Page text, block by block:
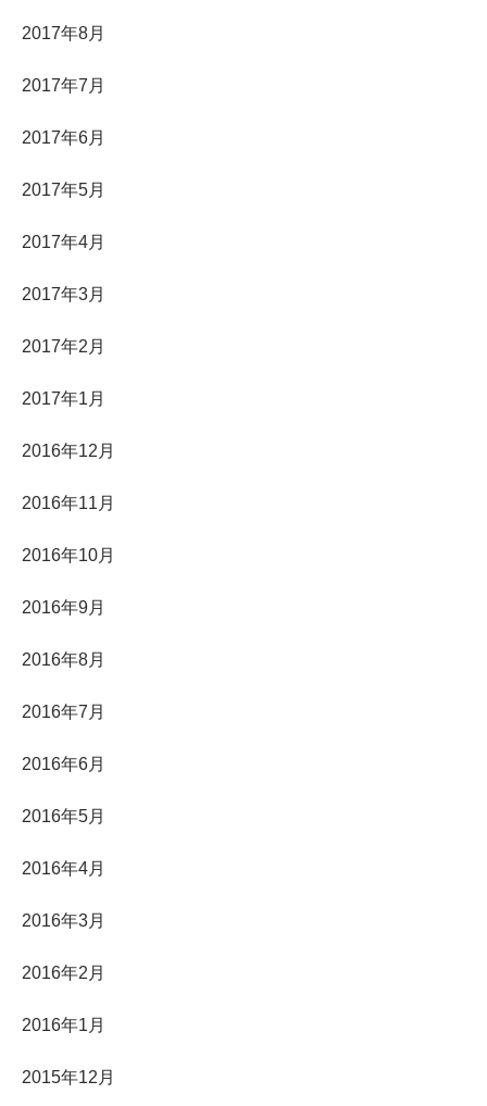
2017年8月
2017年7月
2017年6月
2017年5月
2017年4月
2017年3月
2017年2月
2017年1月
2016年12月
2016年11月
2016年10月
2016年9月
2016年8月
2016年7月
2016年6月
2016年5月
2016年4月
2016年3月
2016年2月
2016年1月
2015年12月